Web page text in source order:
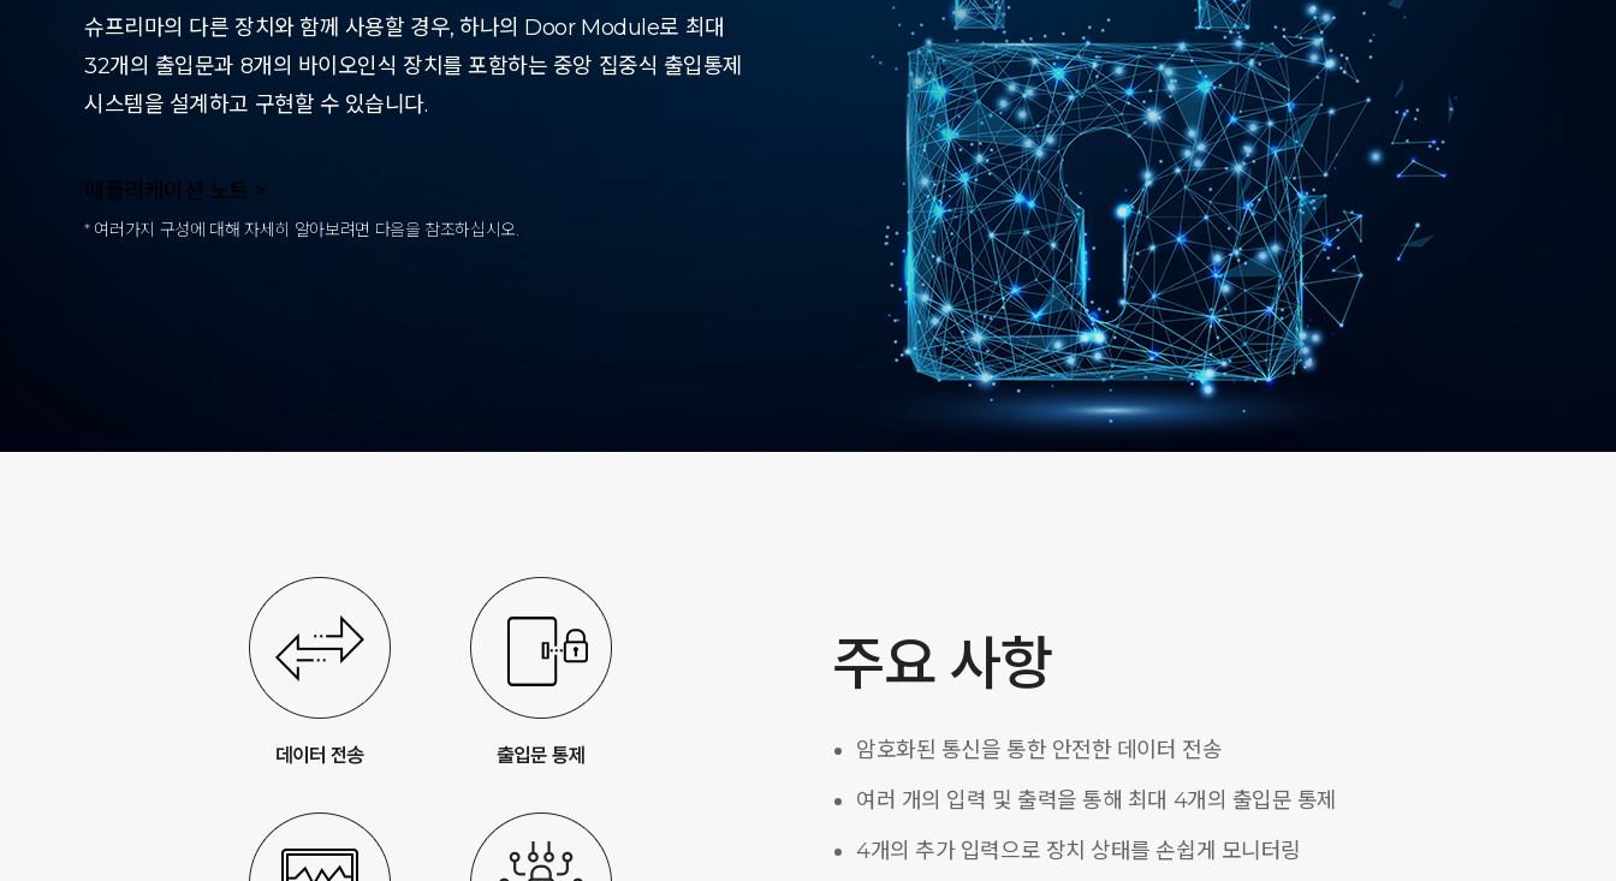
슈프리마의 다른 장치와 함께 사용할 경우, 하나의 Door Module로 최대
32개의 출입문과 8개의 바이오인식 장치를 포함하는 중앙 집중식 출입통제
시스템을 설계하고 구현할 수 있습니다.
애플리케이션 노트 >
* 여러가지 구성에 대해 자세히 알아보려면 다음을 참조하십시오.
주요 사항
암호화된 통신을 통한 안전한 데이터 전송
여러 개의 입력 및 출력을 통해 최대 4개의 출입문 통제
4개의 추가 입력으로 장치 상태를 손쉽게 모니터링